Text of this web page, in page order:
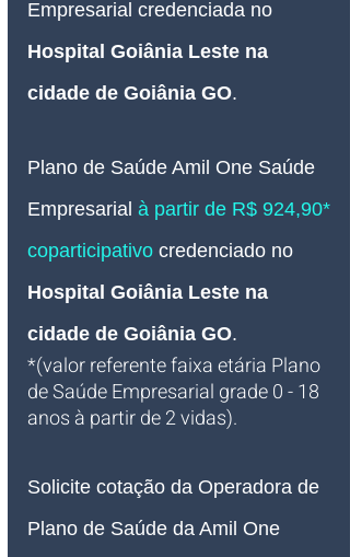
Empresarial credenciada no
Hospital Goiânia Leste na
cidade de Goiânia GO.
Plano de Saúde Amil One Saúde
Empresarial à partir de R$ 924,90*
coparticipativo credenciado no
Hospital Goiânia Leste na
cidade de Goiânia GO.
*(valor referente faixa etária Plano
de Saúde Empresarial grade 0 - 18
anos à partir de 2 vidas).
Solicite cotação da Operadora de
Plano de Saúde da Amil One